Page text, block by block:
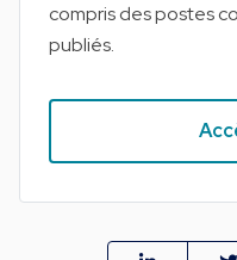
compris des postes
publiés.